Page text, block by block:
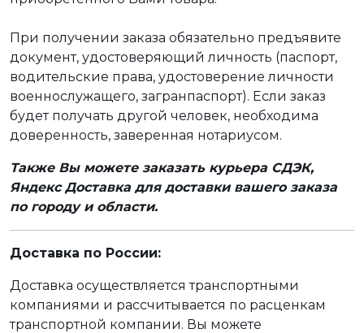
При получении заказа обязательно предъявите
документ, удостоверяющий личность (паспорт,
водительские права, удостоверение личности
военнослужащего, загранпаспорт). Если заказ
будет получать другой человек, необходима
доверенность, заверенная нотариусом.
Также Вы можете заказать курьера СДЭК,
Яндекс Доставка для доставки вашего заказа
по городу и области.
Доставка по России:
Доставка осуществляется транспортными
компаниями и рассчитывается по расценкам
транспортной компании. Вы можете